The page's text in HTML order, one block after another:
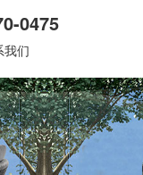
0475
我们